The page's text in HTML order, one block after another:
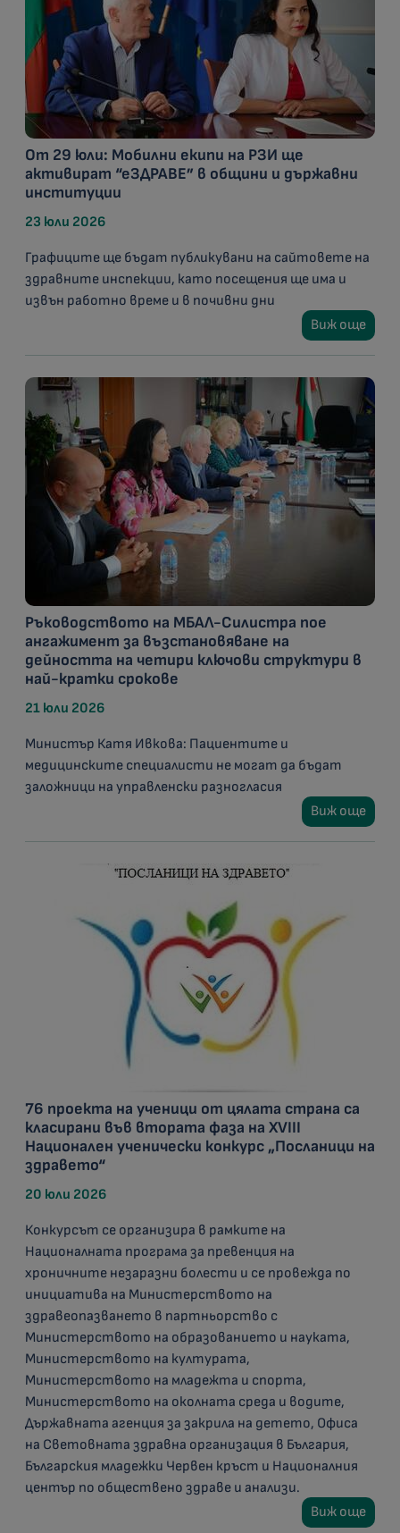
От 29 юли: Мобилни екипи на РЗИ ще
активират “еЗДРАВЕ” в общини и държавни
институции
23 юли 2026
Графиците ще бъдат публикувани на сайтовете на
здравните инспекции, като посещения ще има и
извън работно време и в почивни дни
Виж още
Ръководството на МБАЛ-Силистра пое
ангажимент за възстановяване на
дейността на четири ключови структури в
най-кратки срокове
21 юли 2026
Министър Катя Ивкова: Пациентите и
медицинските специалисти не могат да бъдат
заложници на управленски разногласия
Виж още
76 проекта на ученици от цялата страна са
класирани във втората фаза на XVIII
Национален ученически конкурс „Посланици на
здравето“
20 юли 2026
Конкурсът се организира в рамките на
Националната програма за превенция на
хроничните незаразни болести и се провежда по
инициатива на Министерството на
здравеопазването в партньорство с
Министерството на образованието и науката,
Министерството на културата,
Министерството на младежта и спорта,
Министерството на околната среда и водите,
Държавната агенция за закрила на детето, Офиса
на Световната здравна организация в България,
Българския младежки Червен кръст и Националния
център по обществено здраве и анализи.
Виж още